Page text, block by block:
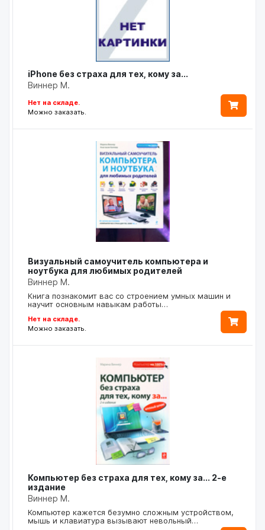
iPhone без страха для тех, кому за...
Виннер М.
Нет на складе.
Можно заказать.
Визуальный самоучитель компьютера и
ноутбука для любимых родителей
Виннер М.
Книга познакомит вас со строением умных машин и
научит основным навыкам работы…
Нет на складе.
Можно заказать.
Компьютер без страха для тех, кому за... 2-е
издание
Виннер М.
Компьютер кажется безумно сложным устройством,
мышь и клавиатура вызывают невольный…